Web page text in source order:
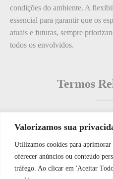
Valorizamos sua
Utilizamos cookies para aprimorar
oferecer anúncios ou conteúdo
tráfego. Ao clicar em 'Aceitar
condições do ambiente. A
essencial para garantir que os
atuais e futuras, sempre
todos os envolvidos.
Termos
Termos populares
O que é: Nível de
O que é: Vistoria de Portões de
WhatsApp JF Tech